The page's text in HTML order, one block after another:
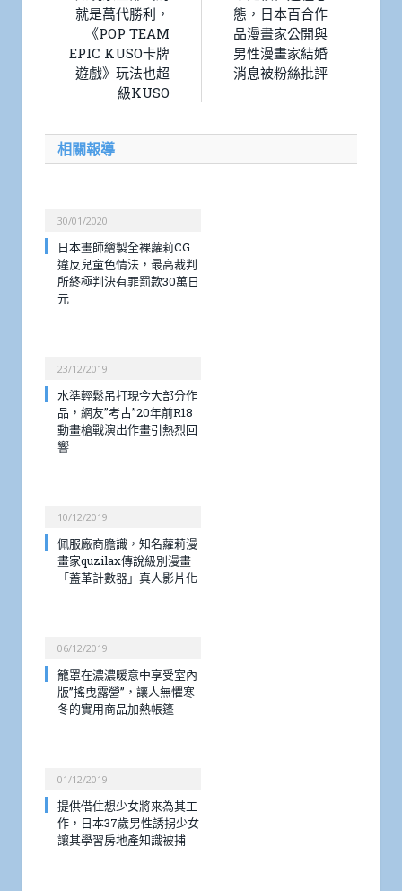
就是萬代勝利，
《POP TEAM
EPIC KUSO卡牌
遊戲》玩法也超
級KUSO
態，日本百合作
品漫畫家公開與
男性漫畫家結婚
消息被粉絲批評
相關報導
30/01/2020
日本畫師繪製全裸蘿莉CG
違反兒童色情法，最高裁判
所終極判決有罪罰款30萬日
元
23/12/2019
水準輕鬆吊打現今大部分作
品，網友”考古”20年前R18
動畫槍戰演出作畫引熱烈回
響
10/12/2019
佩服廠商膽識，知名蘿莉漫
畫家quzilax傳說級別漫畫
「蓋革計數器」真人影片化
06/12/2019
籠罩在濃濃暖意中享受室內
版”搖曳露營”，讓人無懼寒
冬的實用商品加熱帳篷
01/12/2019
提供借住想少女將來為其工
作，日本37歲男性誘拐少女
讓其學習房地產知識被捕